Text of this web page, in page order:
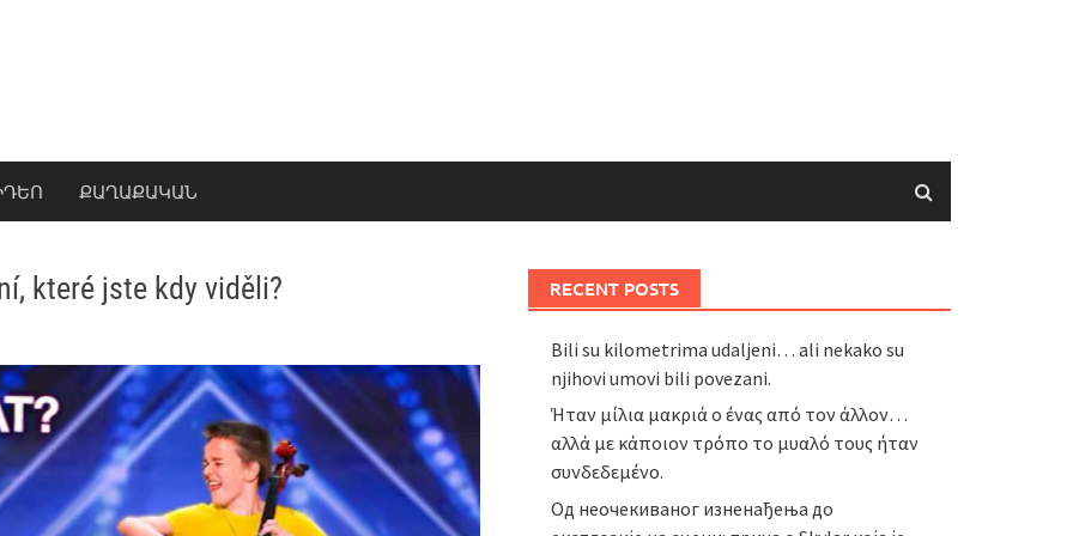
ՔԱՂԱՔԱԿԱՆ
které jste kdy viděli? RECENT POSTS
Bili su kilometrima udaljeni… ali nekako su
njihovi umovi bili povezani.
Ήταν μίλια μακριά ο ένας από τον άλλον…
αλλά με κάποιον τρόπο το μυαλό τους ήταν
συνδεδεμένο.
Од неочекиваног изненађења до